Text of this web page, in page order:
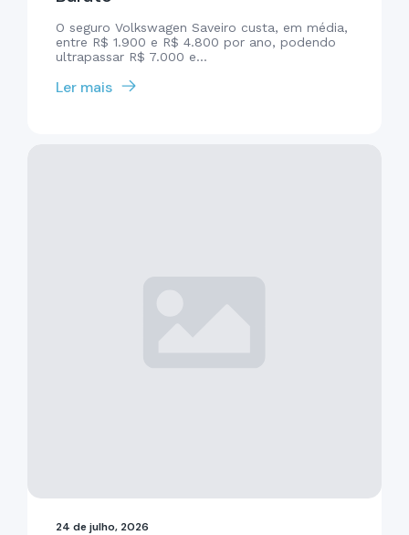
O seguro Volkswagen Saveiro custa, em média,
entre R$ 1.900 e R$ 4.800 por ano, podendo
ultrapassar R$ 7.000 e...
Ler mais
24 de julho, 2026